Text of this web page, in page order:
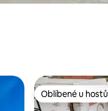
Oblíbené u hostů
Oblíbené u hostů